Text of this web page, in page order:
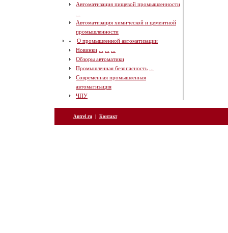
Автоматизация пищевой промышленности
Автоматизация химической и цементной
промышленности
О промышленной автоматизации
Новинки
Обзоры автоматики
Промышленная безопасность
Современная промышленная
автоматизация
ЧПУ
Antrel.ru | Контакт